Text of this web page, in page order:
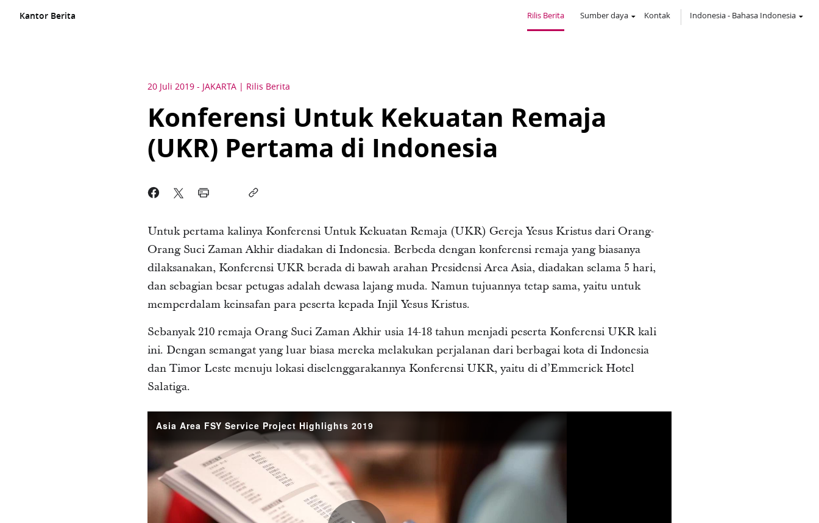
Kantor Berita Rilis Berita Sumber daya Kontak Indonesia- Bahasa Indonesia
20 Juli 2019 - JAKARTA Rilis Berita
Konferensi Untuk Kekuatan Remaja
(UKR) Pertama di Indonesia
Untuk pertama kalinya Konferensi Untuk Kekuatan Remaja (UKR) Gereja Yesus Kristus dari Orang-
Orang Suci Zaman Akhir diadakan di Indonesia. Berbeda dengan konferensi remaja yang biasanya
dilaksanakan, Konferensi UKR berada di bawah arahan Presidensi Area Asia, diadakan selama 5 hari,
dan sebagian besar petugas adalah dewasa lajang muda. Namun tujuannya tetap sama, yaitu untuk
memperdalam keinsafan para peserta kepada Injil Yesus Kristus.
Sebanyak 210 remaja Orang Suci Zaman Akhir usia 14-18 tahun menjadi peserta Konferensi UKR kali
ini. Dengan semangat yang luar biasa mereka melakukan perjalanan dari berbagai kota di Indonesia
dan Timor Leste menuju lokasi diselenggarakannya Konferensi UKR, yaitu di d’Emmerick Hotel
Salatiga.
Asia Area FSY Highlights 2019
Asia Area FSY Service Project Highlights 2019